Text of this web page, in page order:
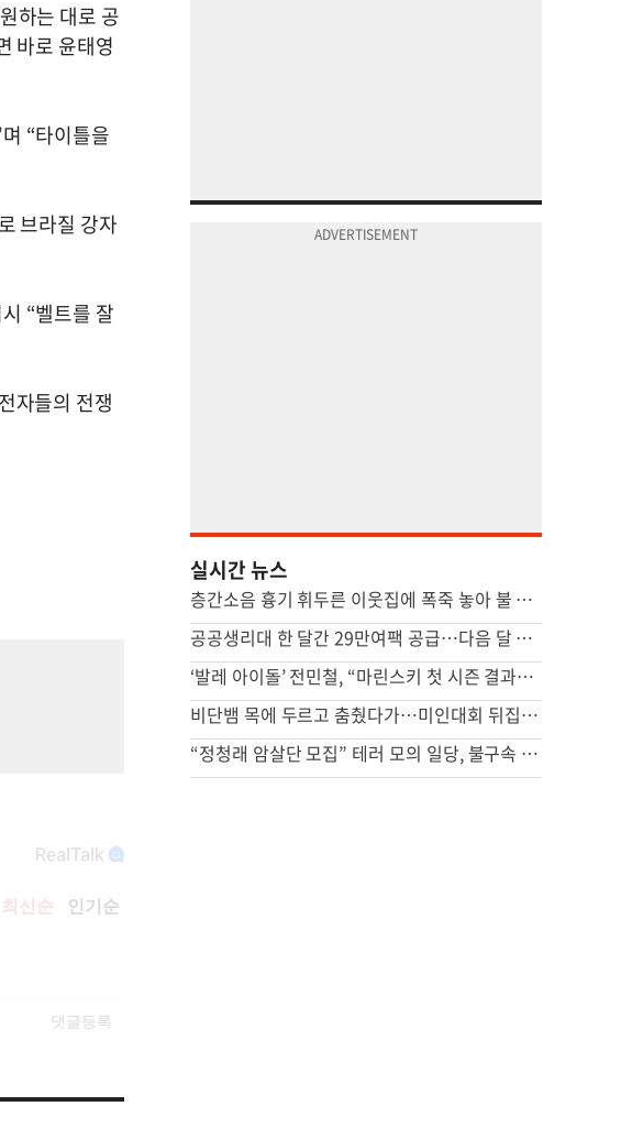
하는 대로 공
바로 윤태영
“타이틀을
브라질 강자
“벨트를 잘
자들의 전쟁
실시간 뉴스
층간소음 흉기 휘두른 이웃집에 폭죽 놓아 불 지르려 한 20대 실형
공공생리대 한 달간 29만여팩 공급…다음 달 자동지급기 설치 완료
‘발레 아이돌’ 전민철, “마린스키 첫 시즌 결과물 보여드릴 것”
비단뱀 목에 두르고 춤췄다가…미인대회 뒤집은 19세女, 무슨 일
“정청래 암살단 모집” 테러 모의 일당, 불구속 송치